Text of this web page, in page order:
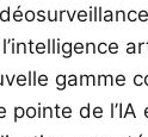
gamme
pointe de l’IA